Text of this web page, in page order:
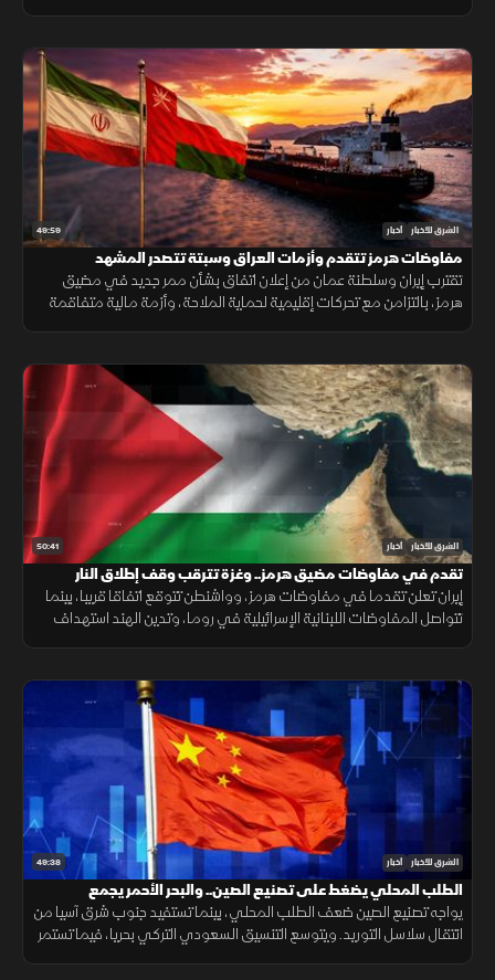
49:59 الشرق للأخبار أخبار
مفاوضات هرمز تتقدم وأزمات العراق وسبتة تتصدر المشهد
تقترب إيران وسلطنة عمان من إعلان اتفاق بشأن ممر جديد في مضيق
هرمز، بالتزامن مع تحركات إقليمية لحماية الملاحة، وأزمة مالية متفاقمة
50:41 الشرق للأخبار أخبار
تقدم في مفاوضات مضيق هرمز.. وغزة تترقب وقف إطلاق النار
إيران تعلن تقدما في مفاوضات هرمز، وواشنطن تتوقع اتفاقا قريبا، بينما
تتواصل المفاوضات اللبنانية الإسرائيلية في روما، وتدين الهند استهداف
49:38 الشرق للأخبار أخبار
الطلب المحلي يضغط على تصنيع الصين.. والبحر الأحمر يجمع
السعودية وتركيا
يواجه تصنيع الصين ضعف الطلب المحلي، بينما تستفيد جنوب شرق آسيا من
انتقال سلاسل التوريد. ويتوسع التنسيق السعودي التركي بحريا، فيما تستمر